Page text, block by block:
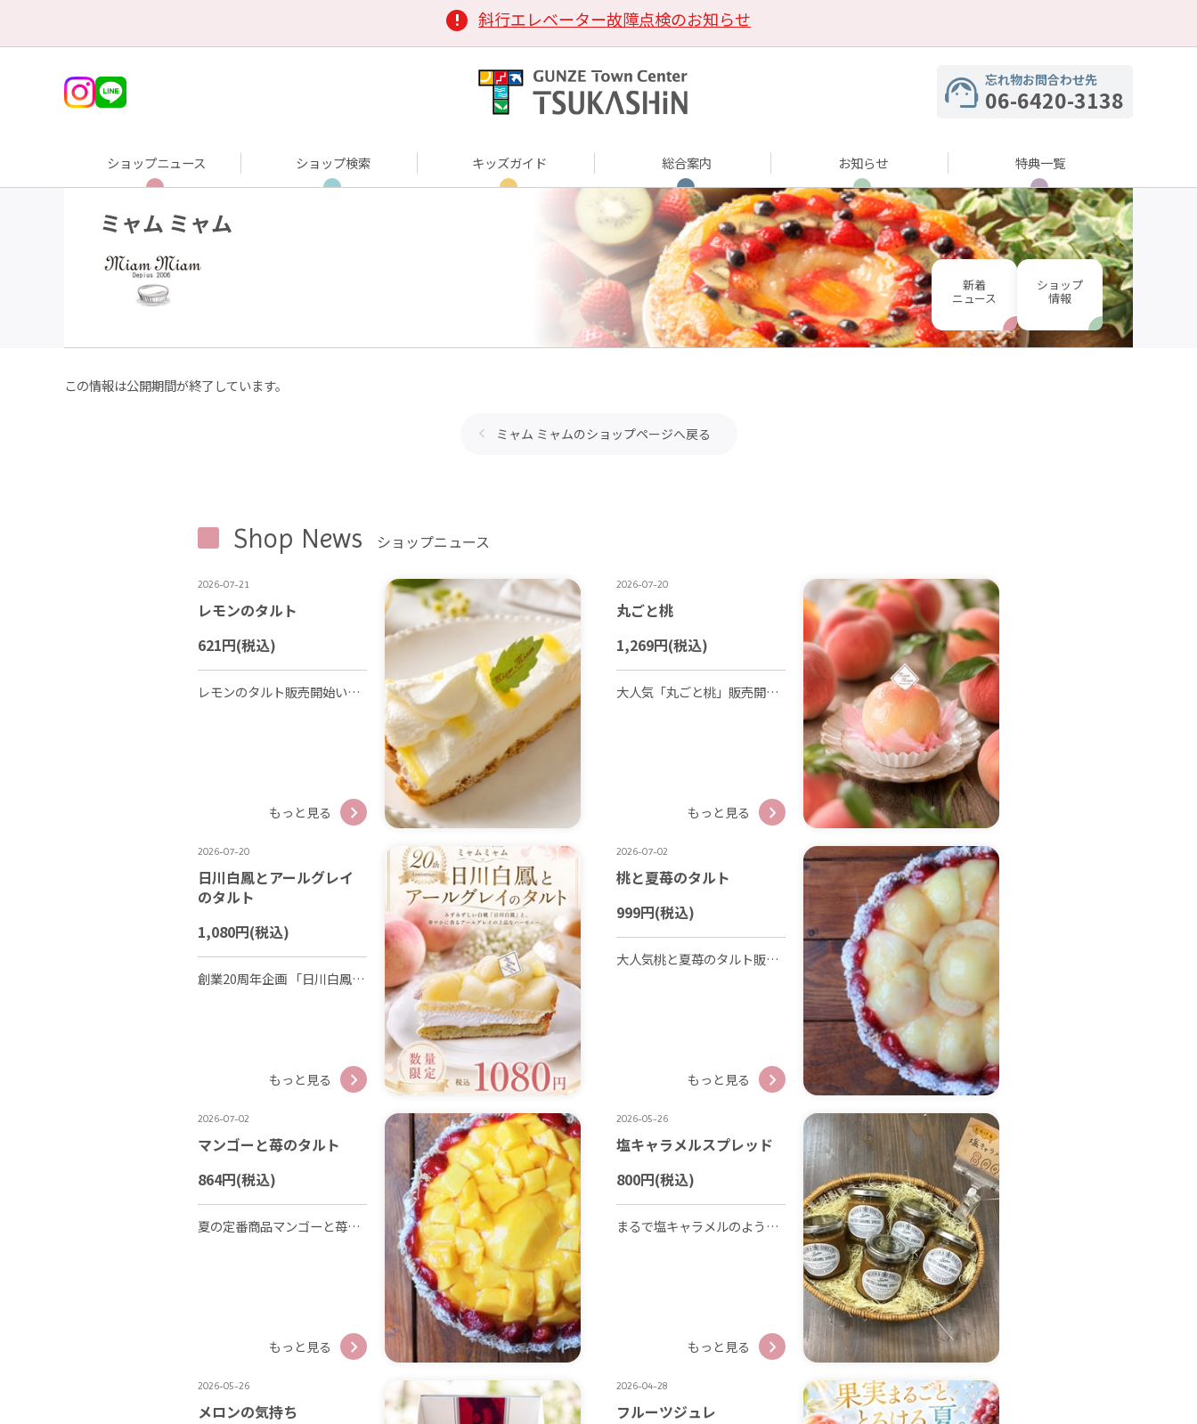
斜行エレベーター故障点検のお知らせ
忘れ物お問合わせ先
06-6420-3138
ショップニュース ショップ検索 キッズガイド 総合案内 お知らせ 特典一覧
ミャム ミャム
新着
ニュース
ショップ
情報
この情報は公開期間が終了しています。
ミャム ミャムのショップページへ戻る
Shop News ショップニュース
2026-07-21
レモンのタルト
621円(税込)
レモンのタルト販売開始いたしました🍋 程よいレモンの酸味が暑い夏にぴったりです イートインコーナーもご用意しておりますのでこの機会にぜひお立ち寄りください 皆様のご来店お待ちしております😊
もっと見る
2026-07-20
丸ごと桃
1,269円(税込)
大人気「丸ごと桃」販売開始いたしました🍑 こちら数量限定でご予約不可商品となっております この機会にぜひ店頭へお立ち寄り下さい♪ 皆様のご来店お待ちしております😊
もっと見る
2026-07-20
日川白鳳とアールグレイ
のタルト
1,080円(税込)
創業20周年企画 「日川白鳳とアールグレイのタルト」販売しております🍑 桃の季節を告げる早生品種「日川白鳳」は果汁たっぷりでなめらかな口どけ、上品な甘みが特徴で ミャムミャム特製のアールグレイタルト生地と相性抜群です😋 今しか食べることができない商品ですのでこの機会にぜひお立ち寄りください！ 皆様のご来店お待ちしております😊
もっと見る
2026-07-02
桃と夏苺のタルト
999円(税込)
大人気桃と夏苺のタルト販売開始いたしました🍑 皆様のご来店お待ちしております😊
もっと見る
2026-07-02
マンゴーと苺のタルト
864円(税込)
夏の定番商品マンゴーと苺のタルト販売開始いたしました！ 皆様のご来店お待ちしております😊
もっと見る
2026-05-26
塩キャラメルスプレッド
800円(税込)
まるで塩キャラメルのような舌触りと風味が楽しめる濃厚なスプレッド パンケーキやアイスクリームだけでなく、バナナなど果物にかけてお召し上がりいただくのもおすすめです😋 皆様のご来店お待ちしております😊
もっと見る
2026-05-26
メロンの気持ち
2026-04-28
フルーツジュレ